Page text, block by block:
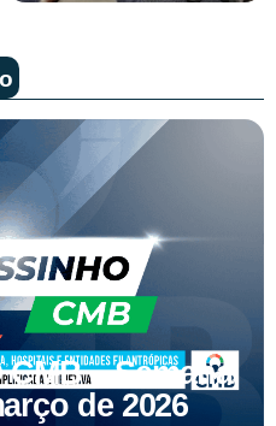
CMB – Semana
de 2026